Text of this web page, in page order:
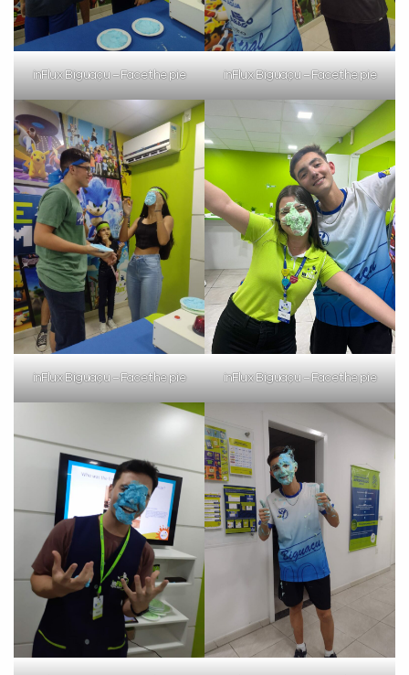
inFlux Biguaçu – Face the pie inFlux Biguaçu – Face the pie
inFlux Biguaçu – Face the pie inFlux Biguaçu – Face the pie